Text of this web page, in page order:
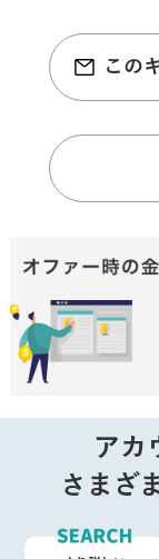
この
アカ
さまざ